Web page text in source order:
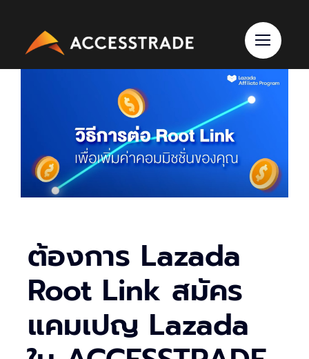
content
ต้องการ Lazada
Root Link สมัคร
แคมเปญ Lazada